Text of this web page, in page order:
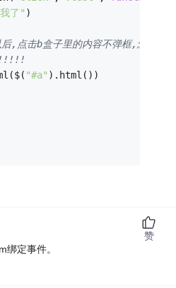
了" )
,点击b盒子里的内容不弹框,怎么
"#a" ).html())
绑定事件。
赞